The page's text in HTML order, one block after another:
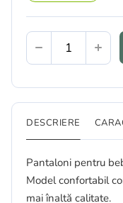
DESCRIERE
Pantaloni pentru
Model confortabil
mai înaltă calitate.